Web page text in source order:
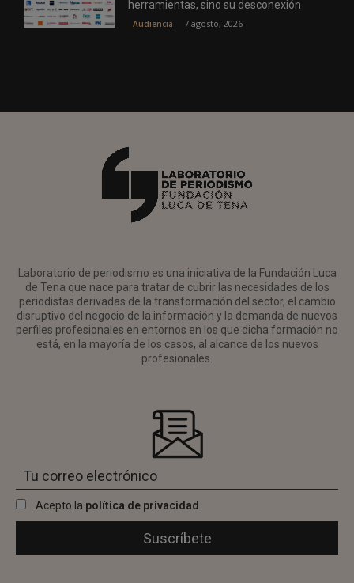
herramientas, sino su desconexión
Audiencia 7 agosto, 2026
Laboratorio de periodismo es una iniciativa de la Fundación Luca
de Tena que nace para tratar de cubrir las necesidades de los
periodistas derivadas de la transformación del sector, el cambio
disruptivo del negocio de la información y la demanda de nuevos
perfiles profesionales en entornos en los que dicha formación no
está, en la mayoría de los casos, al alcance de los nuevos
profesionales.
Acepto la política de privacidad